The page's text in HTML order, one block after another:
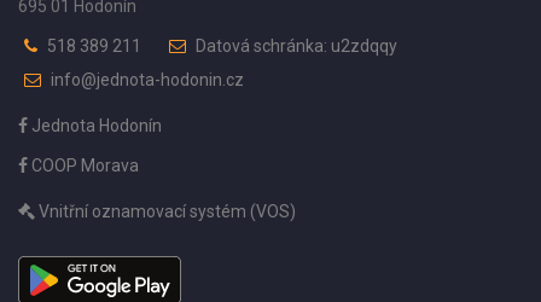
695 01 Hodonín
518 389 211
Datová schránka: u2zdqqy
info@jednota-hodonin.cz
Jednota Hodonín
COOP Morava
Vnitřní oznamovací systém (VOS)